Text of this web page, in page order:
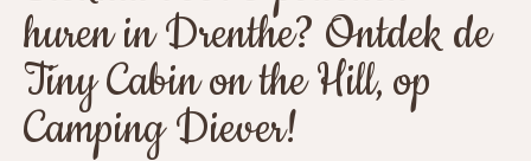
huren in Drenthe? Ontdek de
Tiny Cabin on the Hill, op
Camping Diever!